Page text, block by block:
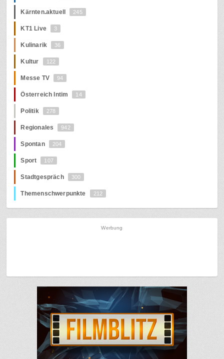
Kärnten.aktuell 245
KT1 Live 3
Kulinarik 36
Kultur 122
Messe TV 94
Österreich Intim 14
Politik 278
Regionales 942
Spontan 204
Sport 107
Stadtgespräch 300
Themenschwerpunkte 212
Werbung